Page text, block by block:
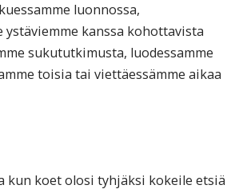
luonnossa,
ystäviemme kanssa kohottavista
sukututkimusta, luodessamme
toisia tai viettäessämme aikaa
kun koet olosi tyhjäksi kokeile etsiä